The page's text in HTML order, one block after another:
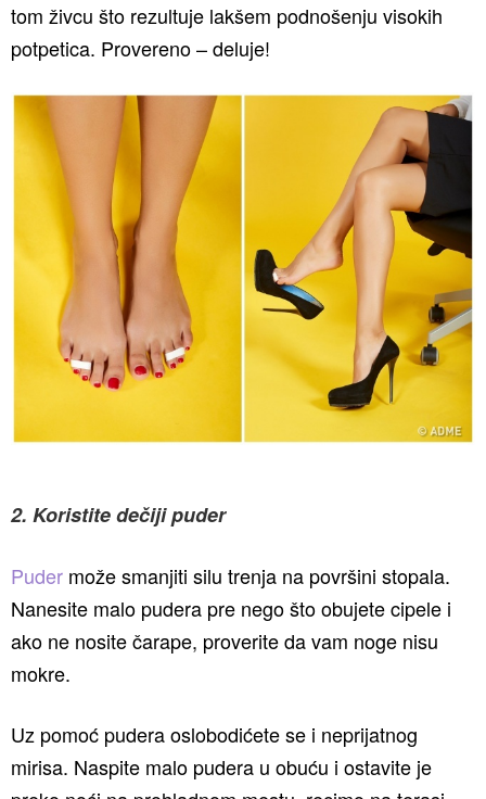
tom živcu što rezultuje lakšem podnošenju visokih
potpetica. Provereno – deluje!
2. Koristite dečiji puder
Puder može smanjiti silu trenja na površini stopala.
Nanesite malo pudera pre nego što obujete cipele i
ako ne nosite čarape, proverite da vam noge nisu
mokre.
Uz pomoć pudera oslobodićete se i neprijatnog
mirisa. Naspite malo pudera u obuću i ostavite je